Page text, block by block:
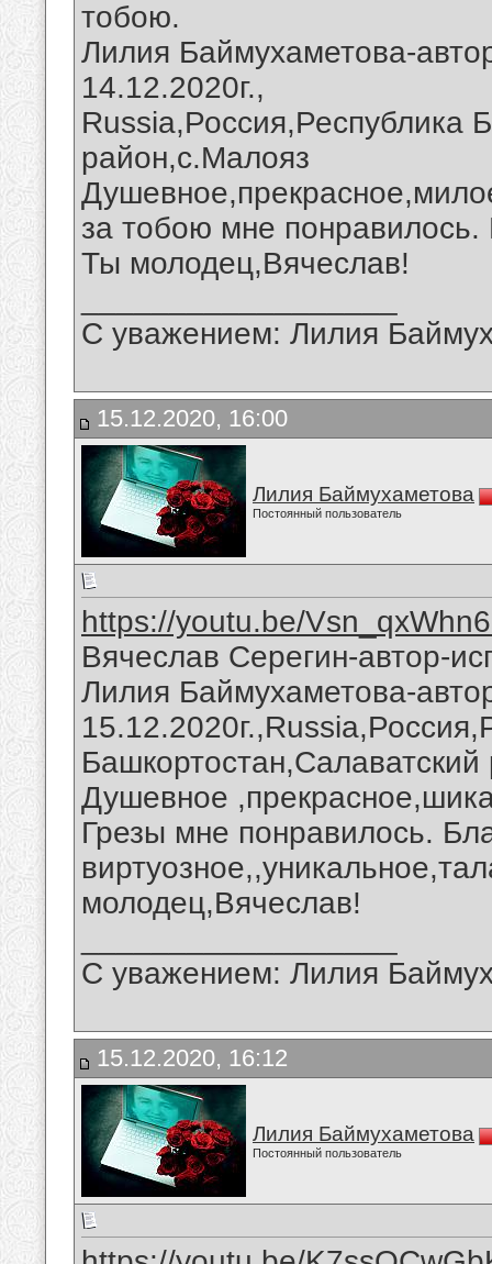
тобою.
Лилия Баймухаметова-
14.12.2020г.,
Russia,Россия,Республика
район,с.Малояз
за тобою мне
Ты молодец,Вячеслав!
С уважением: Лилия
15.12.2020, 16:00
Лилия Баймухаметова
Постоянный пользователь
https://youtu.be/
Вячеслав Серегин-автор-
Лилия Баймухаметова-
Душевное
Грезы мне понравилось.
молодец,Вячеслав!
С уважением: Лилия
15.12.2020, 16:12
Лилия Баймухаметова
Постоянный пользователь